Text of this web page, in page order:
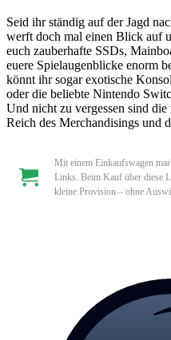
Seid ihr ständig auf der Jagd
werft doch mal einen Blick auf
euch zauberhafte SSDs,
euere Spielaugenblicke enorm
könnt ihr sogar exotische
oder die beliebte Nintendo
Und nicht zu vergessen sind
Reich des Merchandisings und
Mit einem Einkaufswagen
Links. Beim Kauf über diese
kleine Provision – ohne